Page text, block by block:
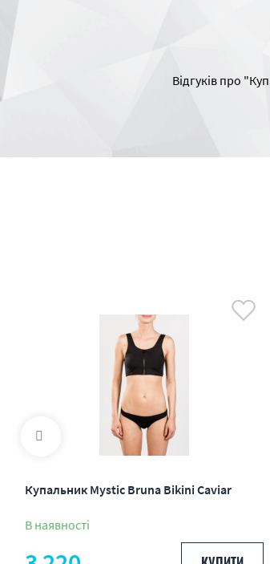
Відгуків про
Купальник Mystic Bruna Bikini Caviar
В наявності